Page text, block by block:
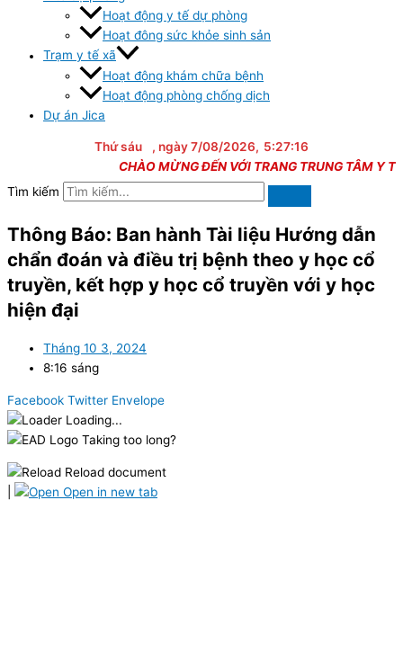
Hoạt động y tế dự phòng
Hoạt đông sức khỏe sinh sản
Trạm y tế xã
Hoạt động khám chữa bệnh
Hoạt động phòng chống dịch
Dự án Jica
Thứ sáu , ngày 7/08/2026, 5:27:16
CHÀO MỪNG ĐẾN VỚI TRANG TRUNG TÂM Y TẾ
Tìm kiếm
Thông Báo: Ban hành Tài liệu Hướng dẫn
chẩn đoán và điều trị bệnh theo y học cổ
truyền, kết hợp y học cổ truyền với y học
hiện đại
Tháng 10 3, 2024
8:16 sáng
Facebook Twitter Envelope
Loading...
Taking too long?
Reload document
Open in new tab